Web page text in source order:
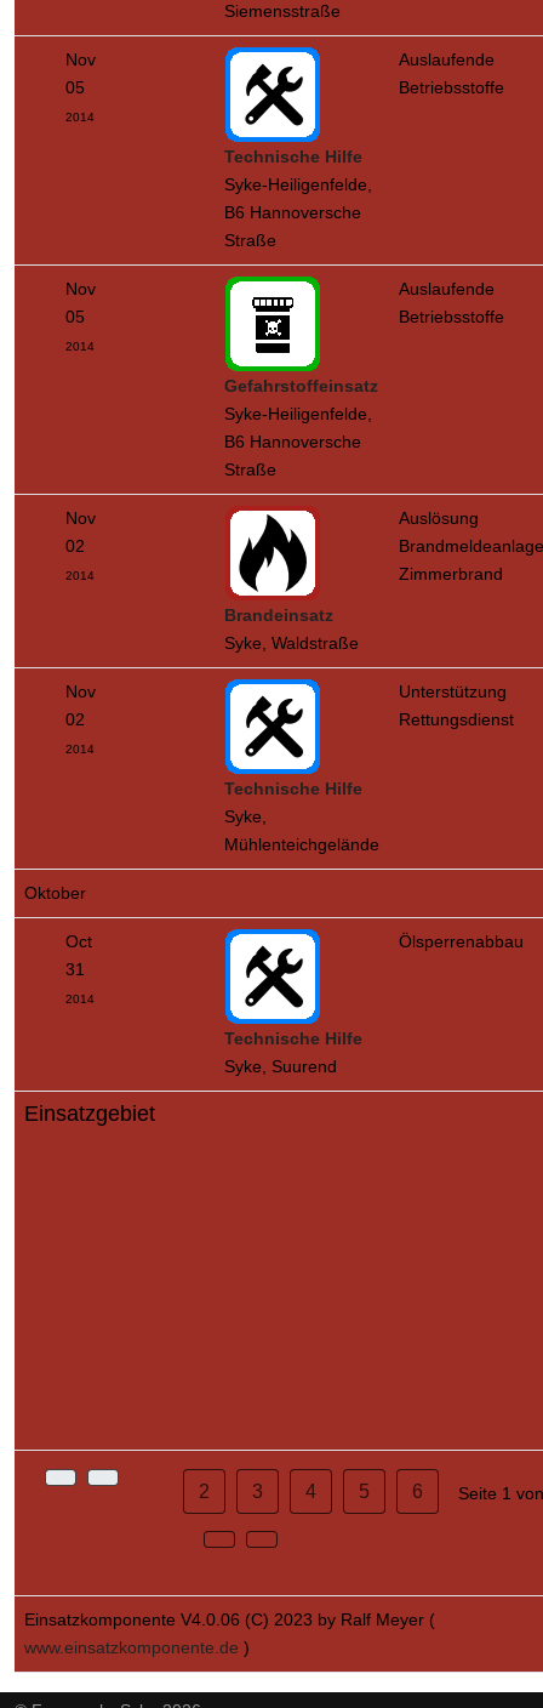
Siemensstraße
Nov
05
2014
Technische Hilfe
Syke-Heiligenfelde,
B6 Hannoversche
Straße
Auslaufende
Betriebsstoffe
Nov
05
2014
Gefahrstoffeinsatz
Syke-Heiligenfelde,
B6 Hannoversche
Straße
Auslaufende
Betriebsstoffe
Nov
02
2014
Brandeinsatz
Syke, Waldstraße
Auslösung
Zimmerbrand
Nov
02
2014
Technische Hilfe
Syke,
Mühlenteichgelände
Unterstützung
Rettungsdienst
Oktober
Oct
31
2014
Technische Hilfe
Syke, Suurend
Ölsperrenabbau
Seite 1
2 3 4 5 6
Einsatzkomponente V4.0.06 (C) 2023 by Ralf Meyer (
www.einsatzkomponente.de )
Einsatzgebiet